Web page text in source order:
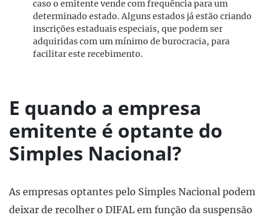
caso o emitente vende com frequência para um
determinado estado. Alguns estados já estão criando
inscrições estaduais especiais, que podem ser
adquiridas com um mínimo de burocracia, para
facilitar este recebimento.
E quando a empresa
emitente é optante do
Simples Nacional?
As empresas optantes pelo Simples Nacional podem
deixar de recolher o DIFAL em função da suspensão